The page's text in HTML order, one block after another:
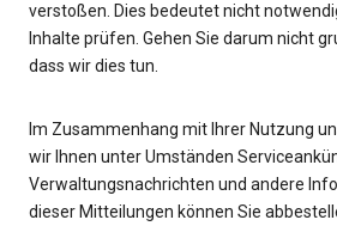
verstoßen. Dies bedeutet nicht
Inhalte prüfen. Gehen Sie darum nicht
dass wir dies tun.
Im Zusammenhang mit Ihrer Nutzung
wir Ihnen unter Umständen
Verwaltungsnachrichten und andere
dieser Mitteilungen können Sie